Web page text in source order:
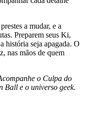
a mudar, e a
Preparem seus Ki,
história seja apagada. O
nas mãos de quem
o Culpa do
Ball e o universo geek.